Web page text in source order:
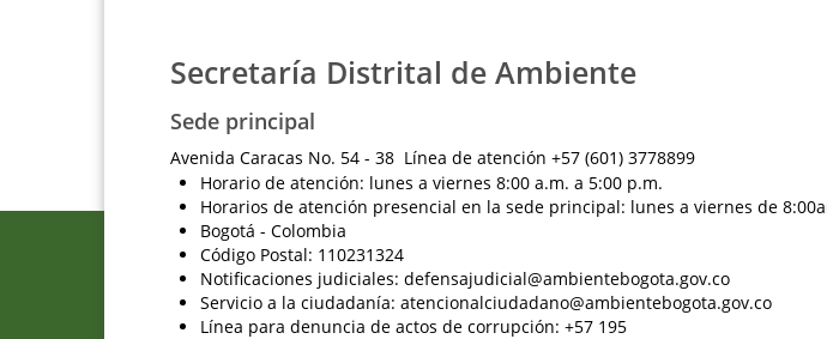
Secretaría Distrital de Ambiente
Sede principal
Avenida Caracas No. 54 - 38 Línea de atención +57 (601) 3778899
Horario de atención: lunes a viernes 8:00 a.m. a 5:00 p.m.
Horarios de atención presencial en la sede principal: lunes a viernes de
Bogotá - Colombia
Código Postal: 110231324
Notificaciones judiciales: defensajudicial@ambientebogota.gov.co
Servicio a la ciudadanía: atencionalciudadano@ambientebogota.gov.co
Línea para denuncia de actos de corrupción: +57 195